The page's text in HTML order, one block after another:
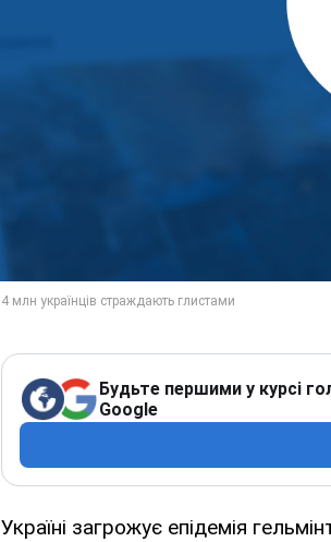
Будьте першими у курсі
Google
Україні загрожує епідемія